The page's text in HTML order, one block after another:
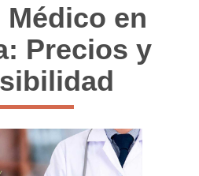
Médico en
Precios y